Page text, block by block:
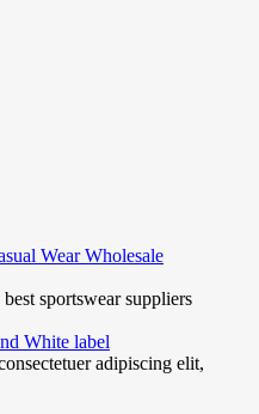
Wear Wholesale
sportswear suppliers
White label
adipiscing elit,